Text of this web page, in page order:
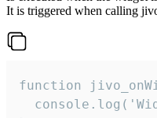
It is triggered when calling
function